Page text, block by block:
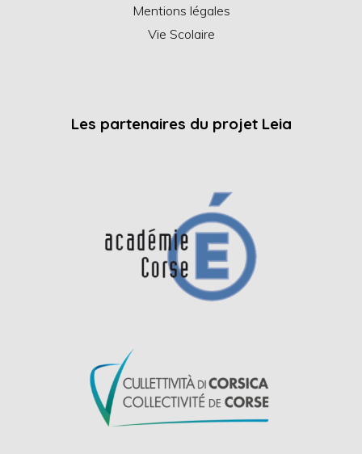
Mentions légales
Vie Scolaire
Les partenaires du projet Leia